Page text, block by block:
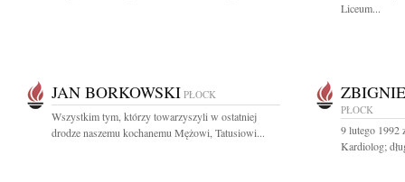
Liceum...
JAN BORKOWSKI PŁOCK
Wszystkim tym, którzy towarzyszyli w ostatniej
drodze naszemu kochanemu Mężowi, Tatusiowi...
PŁOCK
9 lutego 1992
Kardiolog;